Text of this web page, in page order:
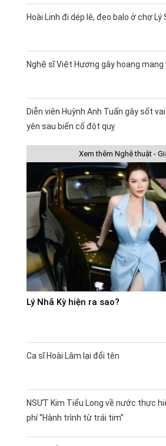
Hoài Linh đi dép lê, đeo balo ở chợ Lý
Nghệ sĩ Việt Hương gây hoang mang
Diễn viên Huỳnh Anh Tuấn gây sốt
yên sau biến cố đột quỵ
Xem thêm Nghệ thuật -
Lý Nhã Kỳ hiện ra sao?
Ca sĩ Hoài Lâm lại đổi tên
NSƯT Kim Tiểu Long về nước thực
phí “Hành trình từ trái tim”